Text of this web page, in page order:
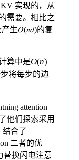
实现的，从
需要。相⽐之
产⽣𝑂(𝑛𝑑)的复
算中是O(n)
O(n)
将每步的边
attention
他们探索采用
结合了
二者的优
替换闪电注意